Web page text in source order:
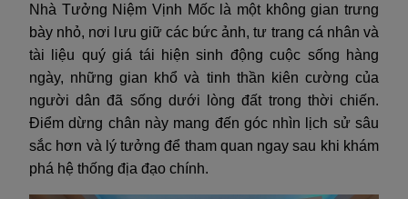
Nhà Tưởng Niệm Vịnh Mốc là một không gian trưng
bày nhỏ, nơi lưu giữ các bức ảnh, tư trang cá nhân và
tài liệu quý giá tái hiện sinh động cuộc sống hàng
ngày, những gian khổ và tinh thần kiên cường của
người dân đã sống dưới lòng đất trong thời chiến.
Điểm dừng chân này mang đến góc nhìn lịch sử sâu
sắc hơn và lý tưởng để tham quan ngay sau khi khám
phá hệ thống địa đạo chính.